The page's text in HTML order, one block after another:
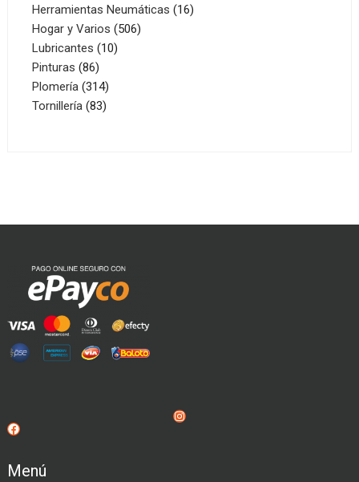
productos
Herramientas Neumáticas 1616
Hogar y Varios 506506
Lubricantes 1010
Pinturas 8686
productos
Plomería 314314
productos
Tornillería 8383
Instagram
Facebook
Menú